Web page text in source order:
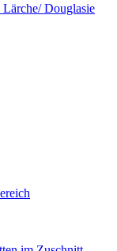
Lärche/ Douglasie